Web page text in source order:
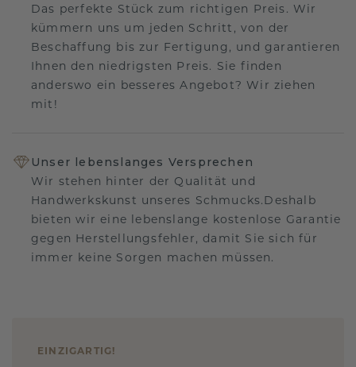
Das perfekte Stück zum richtigen Preis. Wir
kümmern uns um jeden Schritt, von der
Beschaffung bis zur Fertigung, und garantieren
Ihnen den niedrigsten Preis. Sie finden
anderswo ein besseres Angebot? Wir ziehen
mit!
Unser lebenslanges Versprechen
Wir stehen hinter der Qualität und
Handwerkskunst unseres Schmucks.Deshalb
bieten wir eine lebenslange kostenlose Garantie
gegen Herstellungsfehler, damit Sie sich für
immer keine Sorgen machen müssen.
EINZIGARTIG !